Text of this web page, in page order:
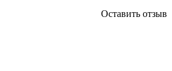
Оставить отзыв